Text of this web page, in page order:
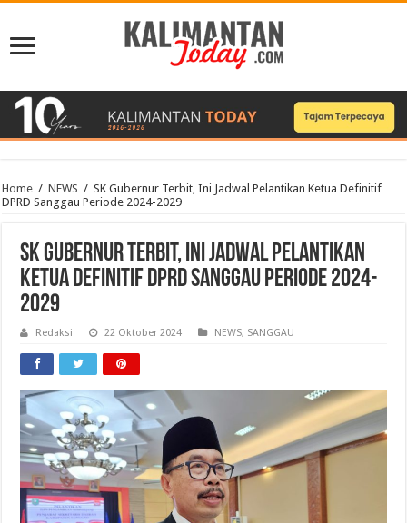
Home / NEWS / SK Gubernur Terbit, Ini Jadwal Pelantikan Ketua Definitif
DPRD Sanggau Periode 2024-2029
SK Gubernur Terbit, Ini Jadwal Pelantikan
Ketua Definitif DPRD Sanggau Periode 2024-
2029
Redaksi 22 Oktober 2024 NEWS, SANGGAU